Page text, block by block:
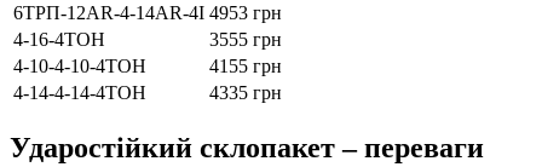
6ТРП-12AR-4-14AR-4I 4953 грн
4-16-4ТОН
3555 грн
4-10-4-10-4ТОН
4155 грн
4-14-4-14-4ТОН
4335 грн
Ударостійкий склопакет – переваги